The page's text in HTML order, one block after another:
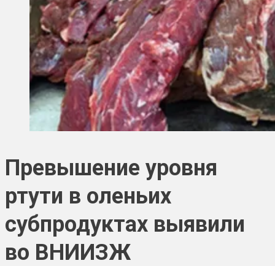
Превышение уровня
ртути в оленьих
субпродуктах выявили
во ВНИИЗЖ